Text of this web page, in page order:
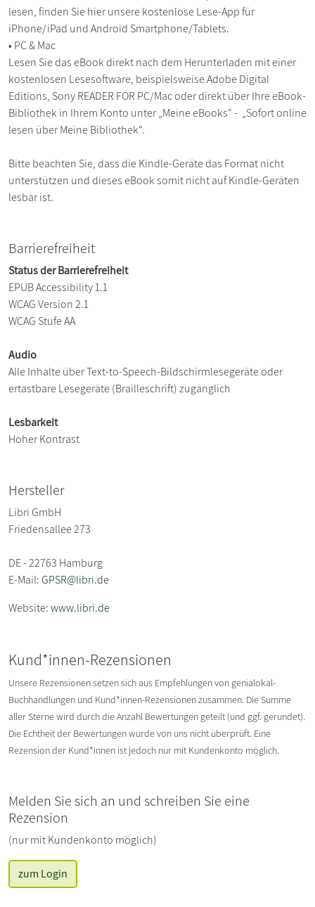
lesen, finden Sie hier unsere kostenlose Lese-App für
iPhone/iPad und Android Smartphone/Tablets.
• PC & Mac
Lesen Sie das eBook direkt nach dem Herunterladen mit einer
kostenlosen Lesesoftware, beispielsweise Adobe Digital
Editions, Sony READER FOR PC/Mac oder direkt über Ihre eBook-
Bibliothek in Ihrem Konto unter „Meine eBooks“ - „Sofort online
lesen über Meine Bibliothek“.
Bitte beachten Sie, dass die Kindle-Geräte das Format nicht
unterstützen und dieses eBook somit nicht auf Kindle-Geräten
lesbar ist.
Barrierefreiheit
Status der Barrierefreiheit
EPUB Accessibility 1.1
WCAG Version 2.1
WCAG Stufe AA
Audio
Alle Inhalte über Text-to-Speech-Bildschirmlesegeräte oder
ertastbare Lesegeräte (Brailleschrift) zugänglich
Lesbarkeit
Hoher Kontrast
Hersteller
Libri GmbH
Friedensallee 273
DE - 22763 Hamburg
E-Mail:GPSR@libri.de
Website:www.libri.de
Kund*innen-Rezensionen
Unsere Rezensionen setzen sich aus Empfehlungen von genialokal-
Buchhandlungen und Kund*innen-Rezensionen zusammen. Die Summe
aller Sterne wird durch die Anzahl Bewertungen geteilt (und ggf. gerundet).
Die Echtheit der Bewertungen wurde von uns nicht überprüft. Eine
Rezension der Kund*innen ist jedoch nur mit Kundenkonto möglich.
Melden Sie sich an und schreiben Sie eine
Rezension
(nur mit Kundenkonto möglich)
zum Login